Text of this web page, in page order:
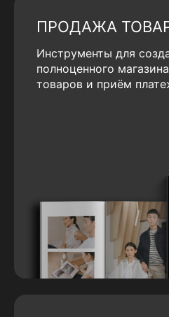
ПРОДАЖА
Инструменты для
полноценного
товаров и приём